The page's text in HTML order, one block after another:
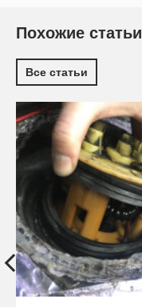
Похожие статьи
Все статьи